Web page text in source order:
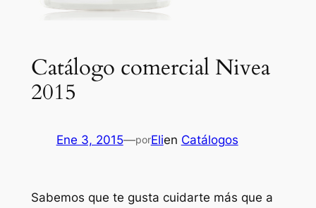
Catálogo comercial Nivea
2015
Ene 3, 2015—porElien Catálogos
Sabemos que te gusta cuidarte más que a